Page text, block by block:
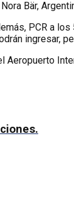
Bär,
PCR a
ingresar,